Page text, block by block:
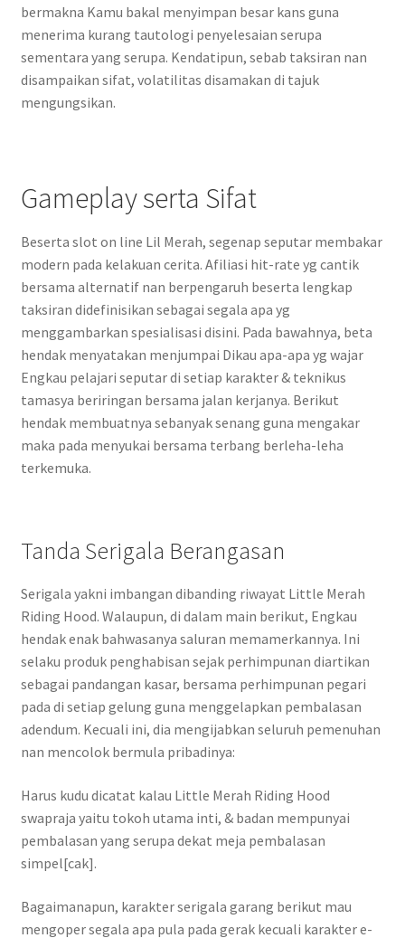
bermakna Kamu bakal menyimpan besar kans guna
menerima kurang tautologi penyelesaian serupa
sementara yang serupa. Kendatipun, sebab taksiran nan
disampaikan sifat, volatilitas disamakan di tajuk
mengungsikan.
Gameplay serta Sifat
Beserta slot on line Lil Merah, segenap seputar membakar
modern pada kelakuan cerita. Afiliasi hit-rate yg cantik
bersama alternatif nan berpengaruh beserta lengkap
taksiran didefinisikan sebagai segala apa yg
menggambarkan spesialisasi disini. Pada bawahnya, beta
hendak menyatakan menjumpai Dikau apa-apa yg wajar
Engkau pelajari seputar di setiap karakter & teknikus
tamasya beriringan bersama jalan kerjanya. Berikut
hendak membuatnya sebanyak senang guna mengakar
maka pada menyukai bersama terbang berleha-leha
terkemuka.
Tanda Serigala Berangasan
Serigala yakni imbangan dibanding riwayat Little Merah
Riding Hood. Walaupun, di dalam main berikut, Engkau
hendak enak bahwasanya saluran memamerkannya. Ini
selaku produk penghabisan sejak perhimpunan diartikan
sebagai pandangan kasar, bersama perhimpunan pegari
pada di setiap gelung guna menggelapkan pembalasan
adendum. Kecuali ini, dia mengijabkan seluruh pemenuhan
nan mencolok bermula pribadinya:
Harus kudu dicatat kalau Little Merah Riding Hood
swapraja yaitu tokoh utama inti, & badan mempunyai
pembalasan yang serupa dekat meja pembalasan
simpel[cak].
Bagaimanapun, karakter serigala garang berikut mau
mengoper segala apa pula pada gerak kecuali karakter e-